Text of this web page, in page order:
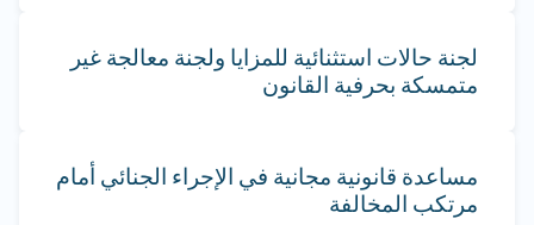
لجنة حالات استثنائية للمزايا ولجنة معالجة غير
متمسكة بحرفية القانون
مساعدة قانونية مجانية في الإجراء الجنائي أمام
مرتكب المخالفة